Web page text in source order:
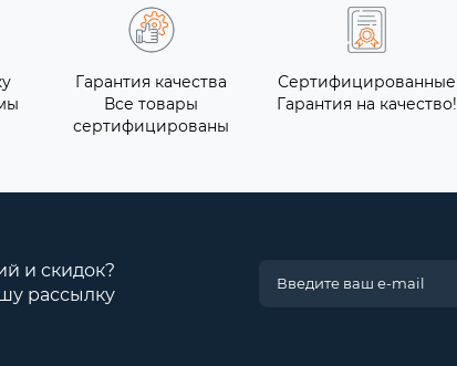
Гарантия качества
Все товары
сертифицированы
Сертифицированные
Гарантия на качество!
и скидок?
рассылку